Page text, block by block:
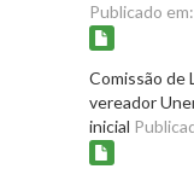
Publicado
Comissão de
vereador
inicial